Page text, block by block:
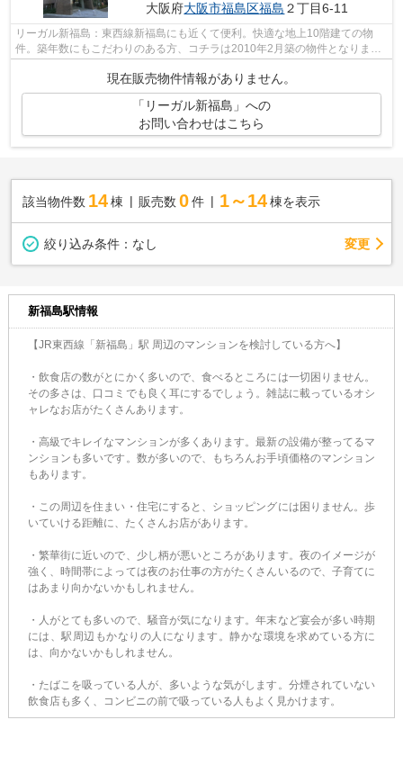
大阪府大阪市福島区福島 ２丁目6-11
リーガル新福島：東西線新福島にも近くて便利。快適な地上10階建ての物
件。築年数にもこだわりのある方、コチラは2010年2月築の物件となりま
現在販売物件情報がありません。
「リーガル新福島」への
お問い合わせはこちら
該当物件数 14棟 販売数 0 件 1～14 棟を表示
絞り込み条件： なし 変更
新福島駅情報
【JR東西線「新福島」駅 周辺のマンションを検討している方へ】
・飲食店の数がとにかく多いので、食べるところには一切困りません。
その多さは、口コミでも良く耳にするでしょう。雑誌に載っているオシ
ャレなお店がたくさんあります。
・高級でキレイなマンションが多くあります。最新の設備が整ってるマ
ンションも多いです。数が多いので、もちろんお手頃価格のマンション
もあります。
・この周辺を住まい・住宅にすると、ショッピングには困りません。歩
いていける距離に、たくさんお店があります。
・繁華街に近いので、少し柄が悪いところがあります。夜のイメージが
強く、時間帯によっては夜のお仕事の方がたくさんいるので、子育てに
はあまり向かないかもしれません。
・人がとても多いので、騒音が気になります。年末など宴会が多い時期
には、駅周辺もかなりの人になります。静かな環境を求めている方に
は、向かないかもしれません。
・たばこを吸っている人が、多いような気がします。分煙されていない
飲食店も多く、コンビニの前で吸っている人もよく見かけます。